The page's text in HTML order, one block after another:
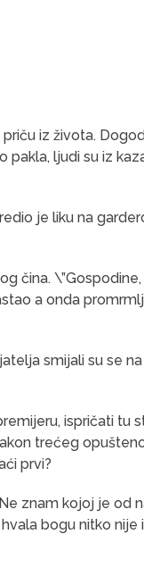
iz života.
pakla, ljudi su iz
je liku na
čina.
a onda
smijali su se
ispričati tu
trećeg
prvi?
znam kojoj je od
bogu nitko